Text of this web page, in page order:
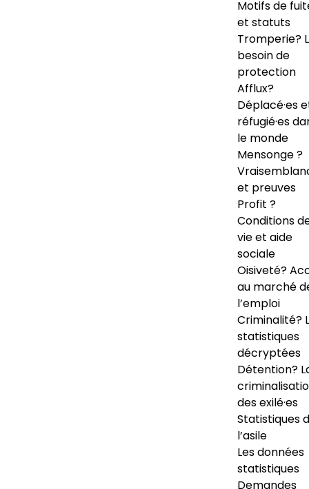
Motifs de
et statuts
Tromperie?
besoin de
protection
Afflux?
Déplacé·es
réfugié·es
le monde
Mensonge ?
et preuves
Profit ?
Conditions
vie et aide
sociale
Oisiveté?
au marché
l’emploi
Criminalité?
statistiques
décryptées
Détention?
des exilé·es
Statistiques
l’asile
Les données
statistiques
Demandes